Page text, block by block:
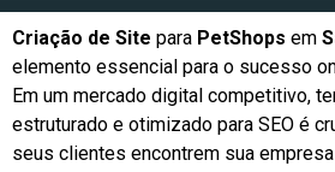
Criação de Site para PetShops em
elemento essencial para o sucesso
Em um mercado digital competitivo,
estruturado e otimizado para SEO é
seus clientes encontrem sua